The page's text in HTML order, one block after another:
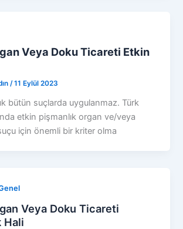
Veya Doku Ticareti Etkin
/11 Eylül 2023
bütün suçlarda uygulanmaz. Türk
etkin pişmanlık organ ve/veya
için önemli bir kriter olma
Veya Doku Ticareti
Hali